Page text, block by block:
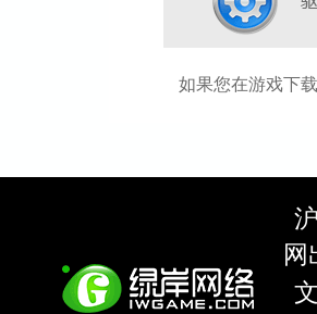
如果您在游戏下
网